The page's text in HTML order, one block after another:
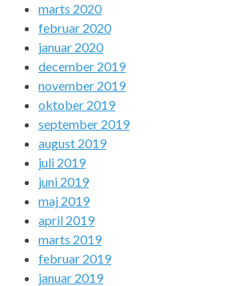
marts 2020
februar 2020
januar 2020
december 2019
november 2019
oktober 2019
september 2019
august 2019
juli 2019
juni 2019
maj 2019
april 2019
marts 2019
februar 2019
januar 2019